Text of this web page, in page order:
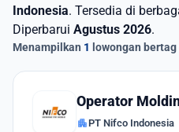
Indonesia. Tersedia di
Diperbarui Agustus 2026.
Menampilkan 1 lowongan bertag
Operator
apartmentPT Nifco Indonesia